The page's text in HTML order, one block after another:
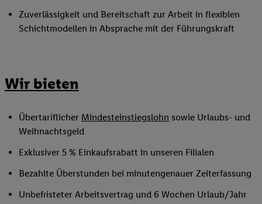
Zuverlässigkeit und Bereitschaft zur Arbeit in flexiblen
Schichtmodellen in Absprache mit der Führungskraft
Wir bieten
Übertariflicher Mindesteinstiegslohn sowie Urlaubs- und
Weihnachtsgeld
Exklusiver 5 % Einkaufsrabatt in unseren Filialen
Bezahlte Überstunden bei minutengenauer Zeiterfassung
Unbefristeter Arbeitsvertrag und 6 Wochen Urlaub/Jahr